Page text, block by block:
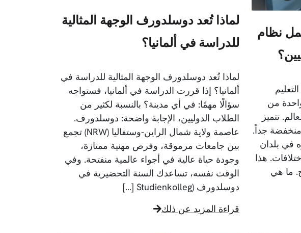
نظام
واحدة من
تتميز
منخفضة جداً.
في بلدان
هذا
ما هي
لماذا تُعد دوسلدورف الوجهة المثالية
للدراسة في ألمانيا؟
لماذا تُعد دوسلدورف الوجهة المثالية للدراسة في
ألمانيا؟ إذا قررت الدراسة في ألمانيا، فستواجه
سؤالًا مهمًا: في أي مدينة؟ بالنسبة لكثير من
الطلاب الدوليين، الإجابة واضحة: دوسلدورف.
عاصمة ولاية شمال الراين-وستفاليا (NRW) تجمع
بين جامعات مرموقة، وفرص مهنية ممتازة،
وجودة حياة عالية في أجواء عالمية منفتحة. وفي
الوقت نفسه، تساعدك السنة التحضيرية في
دوسلدورف (Studienkolleg […]
قراءة المزيد عن ذلك